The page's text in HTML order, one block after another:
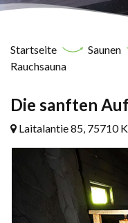
Startseite Saunen
Rauchsauna
Die sanften
Laitalantie 85, 75710